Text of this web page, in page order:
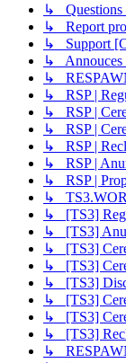
↳ Questions
↳ Report
↳ Support
↳ Annouces
↳
↳ RSP |
↳ RSP |
↳ RSP |
↳ RSP |
↳ RSP |
↳ RSP |
↳
↳ [TS3]
↳ [TS3]
↳ [TS3]
↳ [TS3]
↳ [TS3]
↳ [TS3]
↳ [TS3]
↳ [TS3]
↳